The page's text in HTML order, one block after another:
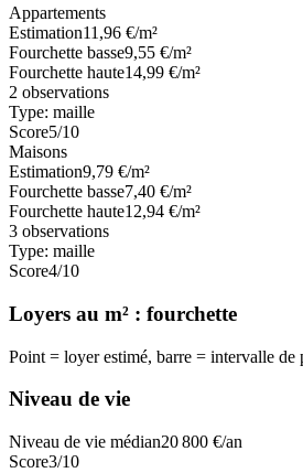
Appartements
Estimation11,96 €/m²
Fourchette basse9,55 €/m²
Fourchette haute14,99 €/m²
2 observations
Type: maille
Score5/10
Maisons
Estimation9,79 €/m²
Fourchette basse7,40 €/m²
Fourchette haute12,94 €/m²
3 observations
Type: maille
Score4/10
Loyers au m² : fourchette
Point = loyer estimé, barre = intervalle de
Niveau de vie
Niveau de vie médian20 800 €/an
Score3/10